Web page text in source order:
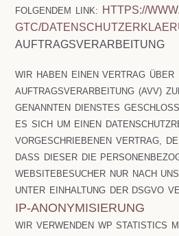
FOLGENDEM LINK: HTTPS://
GTC/
AUFTRAGSVERARBEITUNG
WIR HABEN EINEN VERTRAG ÜBER
AUFTRAGSVERARBEITUNG (AVV)
GENANNTEN DIENSTES
ES SICH UM EINEN
VORGESCHRIEBENEN VERTRAG,
DASS DIESER DIE
WEBSITEBESUCHER NUR NACH
UNTER EINHALTUNG DER DSGVO
IP-ANONYMISIERUNG
WIR VERWENDEN WP STATISTICS